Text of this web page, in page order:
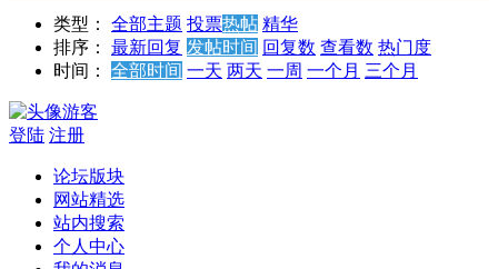
类型： 全部主题 投票热帖 精华
排序：
最新回复 发帖时间 回复数 查看数 热门度
时间：
全部时间 一天 两天 一周 一个月 三个月
游客
登陆 注册
论坛版块
网站精选
站内搜索
个人中心